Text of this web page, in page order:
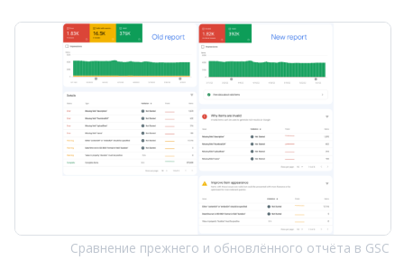
Сравнение прежнего и обновлённого отчёта в GSC